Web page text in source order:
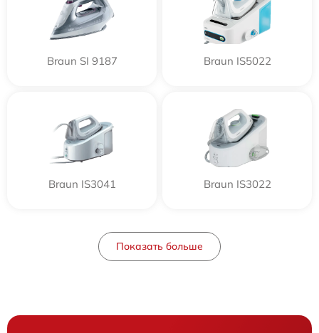
Braun SI 9187 Braun IS5022
Braun IS3041 Braun IS3022
Показать больше